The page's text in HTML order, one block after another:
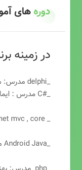
دورههای
در زمینه
_delphi مدرس: مهدی کرامتی
_#C مدرس : ایمان مدائنی
_ ASP.net mvc , core مدرس: وحید نصیری
_Android Java مدرس: بهنام آقاجانی